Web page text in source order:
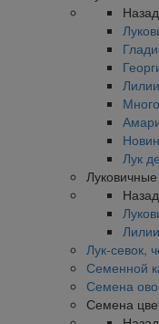
Назад
Лилии
Лук
Назад
Лук-севок,
Семенной
Семена
Семена